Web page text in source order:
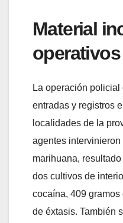
Material
La operación
entradas y registros
localidades de la
agentes
marihuana,
dos cultivos de
cocaína, 409
de éxtasis. También